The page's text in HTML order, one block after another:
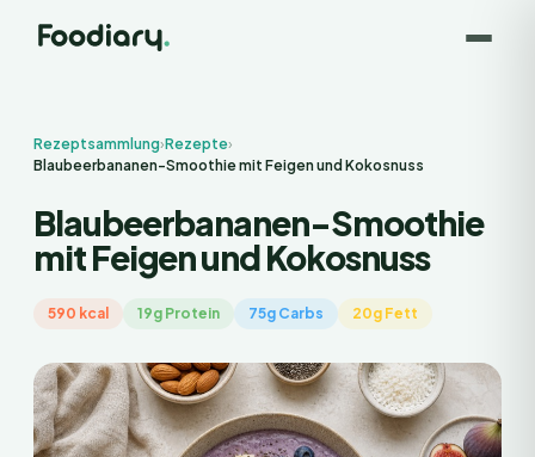
Rezeptsammlung›Rezepte›
Blaubeerbananen-Smoothie mit Feigen und Kokosnuss
Blaubeerbananen-Smoothie
mit Feigen und Kokosnuss
590 kcal 19g Protein 75g Carbs 20g Fett